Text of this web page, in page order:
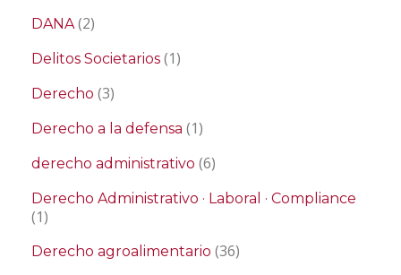
DANA(2)
Delitos Societarios (1)
Derecho (3)
Derecho a la defensa (1)
derecho administrativo (6)
Derecho Administrativo · Laboral · Compliance
(1)
Derecho agroalimentario (36)